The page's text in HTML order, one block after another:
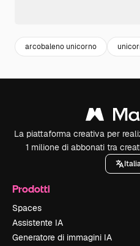
arcobaleno unicorno
La piattaforma creativa per
1 milione di abbonati tra
Prodotti
Spaces
Assistente IA
Generatore di immagini IA